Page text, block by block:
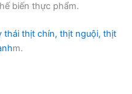
biến thực phẩm.
thái thịt chín, thịt nguội, thịt
m.